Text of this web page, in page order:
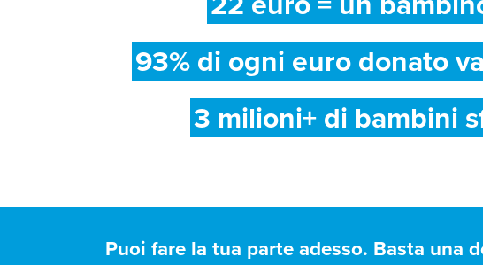
93% di ogni euro donato
3 milioni+ di bambini
Puoi fare la tua parte adesso. Basta una